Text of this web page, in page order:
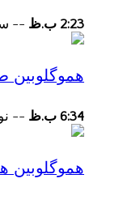
2:23 ب.ظ --
هموگلوبین
6:34 ب.ظ --
هموگلوبین